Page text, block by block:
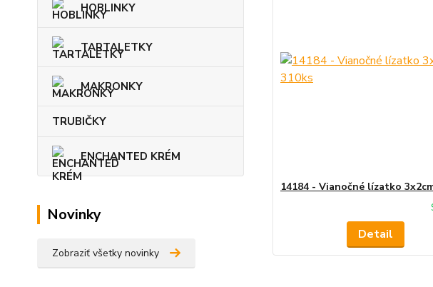
HOBLINKY
TARTALETKY
MAKRONKY
TRUBIČKY
ENCHANTED KRÉM
Novinky
Zobraziť všetky novinky
14184 - Vianočné lízatko
Detail